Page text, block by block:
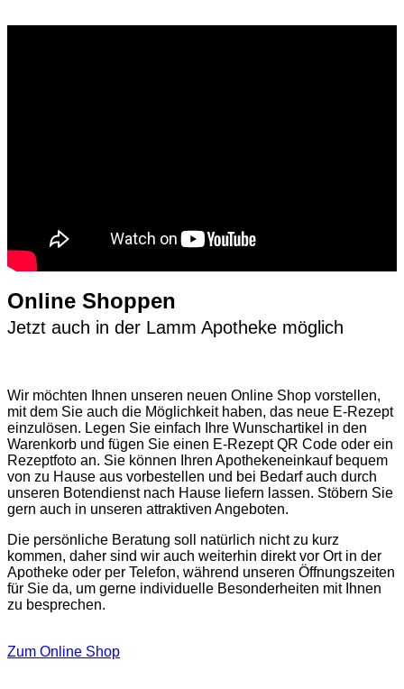
Online Shoppen
Jetzt auch in der Lamm Apotheke möglich
Wir möchten Ihnen unseren neuen Online Shop vorstellen,
mit dem Sie auch die Möglichkeit haben, das neue E-Rezept
einzulösen. Legen Sie einfach Ihre Wunschartikel in den
Warenkorb und fügen Sie einen E-Rezept QR Code oder ein
Rezeptfoto an. Sie können Ihren Apothekeneinkauf bequem
von zu Hause aus vorbestellen und bei Bedarf auch durch
unseren Botendienst nach Hause liefern lassen. Stöbern Sie
gern auch in unseren attraktiven Angeboten.
Die persönliche Beratung soll natürlich nicht zu kurz
kommen, daher sind wir auch weiterhin direkt vor Ort in der
Apotheke oder per Telefon, während unseren Öffnungszeiten
für Sie da, um gerne individuelle Besonderheiten mit Ihnen
zu besprechen.
Zum Online Shop